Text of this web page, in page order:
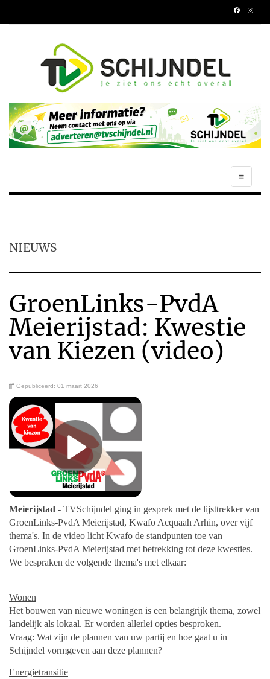
NIEUWS
GroenLinks-PvdA
Meierijstad: Kwestie
van Kiezen (video)
Gepubliceerd: 01 maart 2026
Meierijstad - TVSchijndel ging in gesprek met de lijsttrekker van
GroenLinks-PvdA Meierijstad, Kwafo Acquaah Arhin, over vijf
thema's. In de video licht Kwafo de standpunten toe van
GroenLinks-PvdA Meierijstad met betrekking tot deze kwesties.
We bespraken de volgende thema's met elkaar:
Wonen
Het bouwen van nieuwe woningen is een belangrijk thema, zowel
landelijk als lokaal. Er worden allerlei opties besproken.
Vraag: Wat zijn de plannen van uw partij en hoe gaat u in
Schijndel vormgeven aan deze plannen?
Energietransitie